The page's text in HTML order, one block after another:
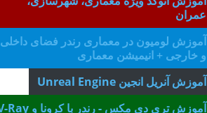
عمران
آموزش لومیون در معماری رندر فضای داخلی
و خارجی + انیمیشن معماری
آموزش آنریل انجین Unreal Engine
آموزش تری دی مکس - رندر با کرونا و V-Ray